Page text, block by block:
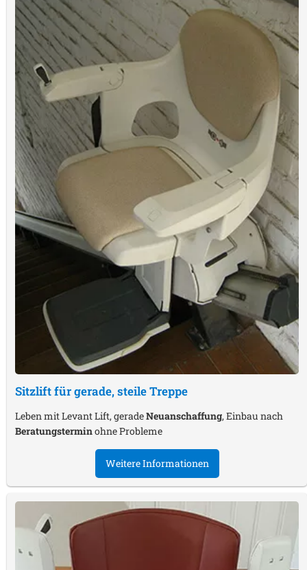
Sitzlift für gerade, steile Treppe
Leben mit Levant Lift, geradeNeuanschaffung, Einbau nach
Beratungsterminohne Probleme
Weitere Informationen